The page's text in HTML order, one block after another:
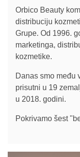
Orbico Beauty
distribuciju
Grupe. Od 1996.
marketinga,
kozmetike.
Danas smo među
prisutni u 19
u 2018. godini.
Pokrivamo šest